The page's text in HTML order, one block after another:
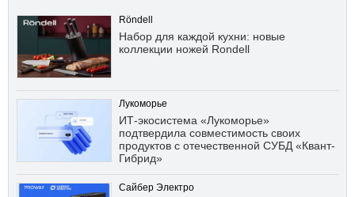
Röndell
Набор для каждой кухни: новые
коллекции ножей Rondell
Лукоморье
ИТ-экосистема «Лукоморье»
подтвердила совместимость своих
продуктов с отечественной СУБД «Квант-
Гибрид»
Сайбер Электро